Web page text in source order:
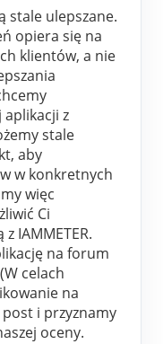
energii
stale ulepszane.
opiera się na
klientów, a nie
aplikacji z
stale
aby
w konkretnych
więc
Ci
IAMMETER.
na forum
celach
na
i przyznamy
oceny.